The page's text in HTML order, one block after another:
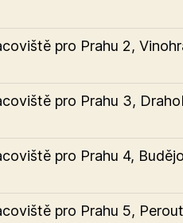
pro Prahu 2,
pro Prahu 3,
pro Prahu 4,
pro Prahu 5,